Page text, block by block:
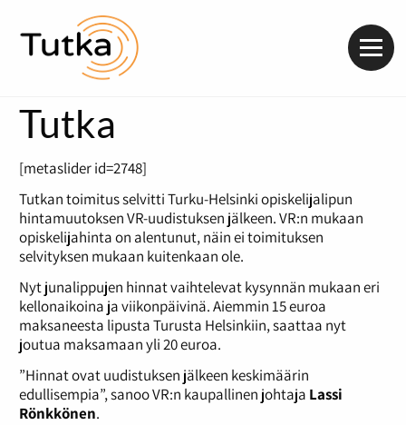
Tutka
[metaslider id=2748]
Tutkan toimitus selvitti Turku-Helsinki opiskelijalipun
hintamuutoksen VR-uudistuksen jälkeen. VR:n mukaan
opiskelijahinta on alentunut, näin ei toimituksen
selvityksen mukaan kuitenkaan ole.
Nyt junalippujen hinnat vaihtelevat kysynnän mukaan eri
kellonaikoina ja viikonpäivinä. Aiemmin 15 euroa
maksaneesta lipusta Turusta Helsinkiin, saattaa nyt
joutua maksamaan yli 20 euroa.
”Hinnat ovat uudistuksen jälkeen keskimäärin
edullisempia”, sanoo VR:n kaupallinen johtaja Lassi
Rönkkönen.